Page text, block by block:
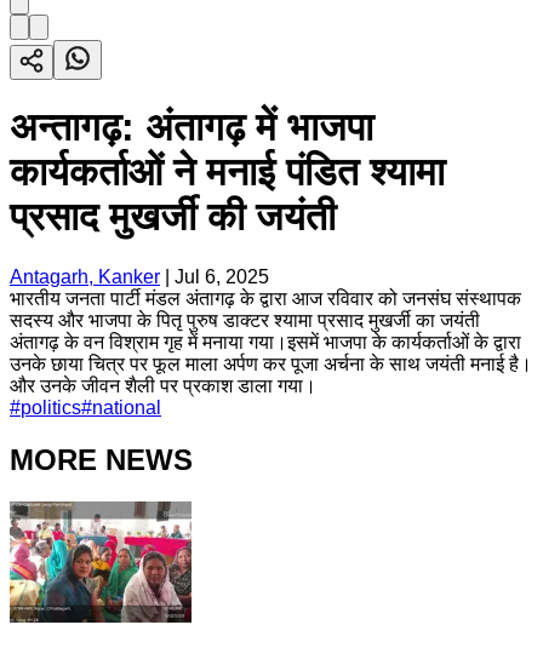
अन्तागढ़: अंतागढ़ में भाजपा
कार्यकर्ताओं ने मनाई पंडित श्यामा
प्रसाद मुखर्जी की जयंती
Antagarh, Kanker
Jul 6, 2025
भारतीय जनता पार्टी मंडल अंतागढ़ के द्वारा आज रविवार को जनसंघ संस्थापक
सदस्य और भाजपा के पितृ पुरुष डाक्टर श्यामा प्रसाद मुखर्जी का जयंती
अंतागढ़ के वन विश्राम गृह में मनाया गया।इसमें भाजपा के कार्यकर्ताओं के द्वारा
उनके छाया चित्र पर फूल माला अर्पण कर पूजा अर्चना के साथ जयंती मनाई है।
और उनके जीवन शैली पर प्रकाश डाला गया।
#politics#national
MORE NEWS